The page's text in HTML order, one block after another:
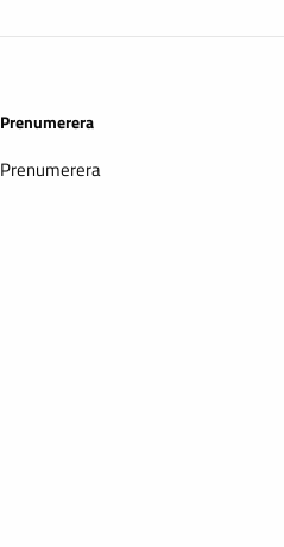
Prenumerera
Prenumerera